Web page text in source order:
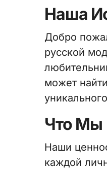
Наша
Добро
русской
может
Что Мы
Наши
каждой